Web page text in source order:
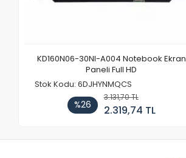
KD160N06-30NI-A004 Notebook Ekran
Paneli Full HD
Stok Kodu: 6DJHYNMQCS
%26
3.131,70 TL
2.319,74 TL